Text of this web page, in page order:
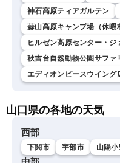
神石高原ティアガルテン
蒜山高原キャンプ場（休暇
ヒルゼン高原センター・ジ
秋吉台自然動物公園サファ
エディオンピースウイング
山口県の各地の天気
西部
下関市 宇部市 山陽